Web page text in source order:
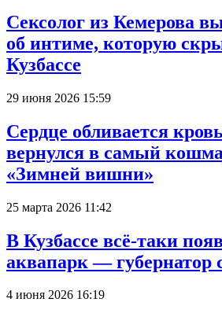
Сексолог из Кемерова
об интиме, которую
Кузбассе
29 июня 2026 15:59
Сердце обливается
вернулся в самый
«Зимней вишни»
25 марта 2026 11:42
В Кузбассе всё-таки
аквапарк — губернатор
4 июня 2026 16:19